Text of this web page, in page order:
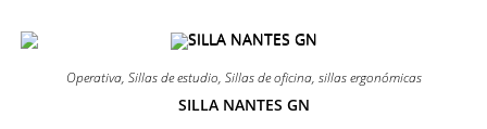
Operativa, Sillas de estudio, Sillas de oficina, sillas ergonómicas
SILLA NANTES GN